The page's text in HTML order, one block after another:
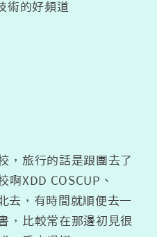
術的好頻道
，旅行的話是跟團去了
啊XDD COSCUP、
去，有時間就順便去一
，比較常在那邊初見很